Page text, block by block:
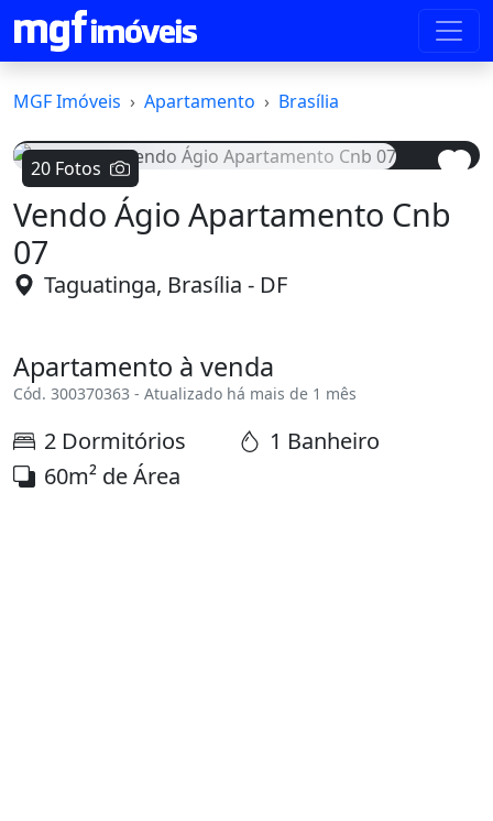
MGF Imóveis Apartamento Brasília
20 Fotos
Voltar
Vendo Ágio Apartamento Cnb
07
Taguatinga, Brasília - DF
Apartamento à venda
Cód. 300370363 - Atualizado há mais de 1 mês
2 Dormitórios
1 Banheiro
60m² de Área